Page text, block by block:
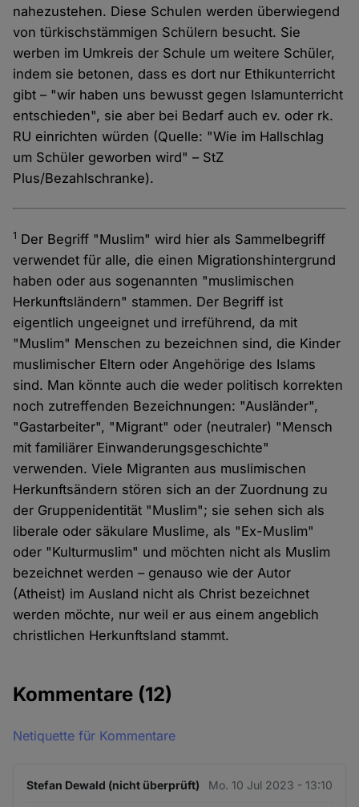
nahezustehen. Diese Schulen werden überwiegend
von türkischstämmigen Schülern besucht. Sie
werben im Umkreis der Schule um weitere Schüler,
indem sie betonen, dass es dort nur Ethikunterricht
gibt – "wir haben uns bewusst gegen Islamunterricht
entschieden", sie aber bei Bedarf auch ev. oder rk.
RU einrichten würden (Quelle: "Wie im Hallschlag
um Schüler geworben wird" – StZ
Plus/Bezahlschranke).
1 Der Begriff "Muslim" wird hier als Sammelbegriff
verwendet für alle, die einen Migrationshintergrund
haben oder aus sogenannten "muslimischen
Herkunftsländern" stammen. Der Begriff ist
eigentlich ungeeignet und irreführend, da mit
"Muslim" Menschen zu bezeichnen sind, die Kinder
muslimischer Eltern oder Angehörige des Islams
sind. Man könnte auch die weder politisch korrekten
noch zutreffenden Bezeichnungen: "Ausländer",
"Gastarbeiter", "Migrant" oder (neutraler) "Mensch
mit familiärer Einwanderungsgeschichte"
verwenden. Viele Migranten aus muslimischen
Herkunftsändern stören sich an der Zuordnung zu
der Gruppenidentität "Muslim"; sie sehen sich als
liberale oder säkulare Muslime, als "Ex-Muslim"
oder "Kulturmuslim" und möchten nicht als Muslim
bezeichnet werden – genauso wie der Autor
(Atheist) im Ausland nicht als Christ bezeichnet
werden möchte, nur weil er aus einem angeblich
christlichen Herkunftsland stammt.
Kommentare (12)
Netiquette für Kommentare
Stefan Dewald (nicht überprüft) Mo. 10 Jul 2023 - 13:10